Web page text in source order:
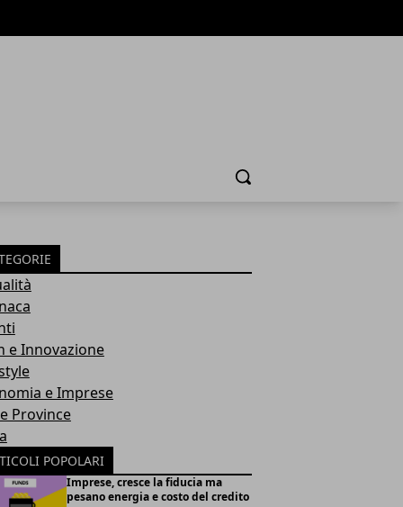
Cerca
e Innovazione
e Imprese
Province
POPOLARI
Imprese, cresce la fiducia ma
pesano energia e costo del credito